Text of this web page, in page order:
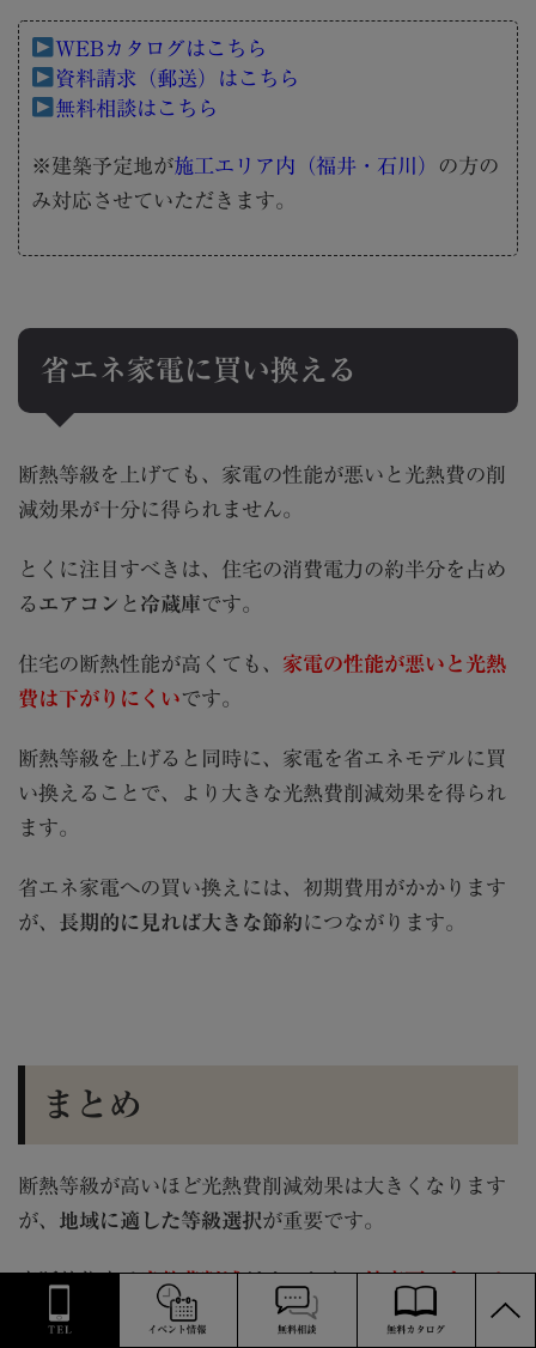
WEBカタログはこちら
資料請求（郵送）はこちら
無料相談はこちら
※建築予定地が施工エリア内（福井・石川）
の方の
み対応させていただきます。
省エネ家電に買い換える
断熱等級を上げても、家電の性能が悪いと光熱費の削
減効果が十分に得られません。
とくに注目すべきは、住宅の消費電力の約半分を占め
る エアコン と 冷蔵庫です。
住宅の断熱性能が高くても、 家電の性能が悪いと光熱
費は下がりにくいです。
断熱等級を上げると同時に、家電を省エネモデルに買
い換えることで、より大きな光熱費削減効果を得られ
ます。
省エネ家電への買い換えには、初期費用がかかります
が、 長期的に見れば大きな節約につながります。
まとめ
断熱等級が高いほど光熱費削減効果は大きくなります
が、 地域に適した等級選択が重要です。
高断熱住宅は光熱費削減だけでなく、健康面でもメリ
ットがあります。
TOP